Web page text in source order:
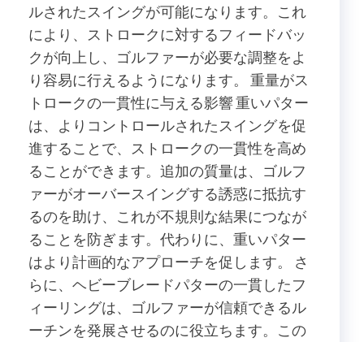
ルされたスイングが可能になります。これ
により、ストロークに対するフィードバッ
クが向上し、ゴルファーが必要な調整をよ
り容易に行えるようになります。 重量がス
トロークの一貫性に与える影響 重いパター
は、よりコントロールされたスイングを促
進することで、ストロークの一貫性を高め
ることができます。追加の質量は、ゴルフ
ァーがオーバースイングする誘惑に抵抗す
るのを助け、これが不規則な結果につなが
ることを防ぎます。代わりに、重いパター
はより計画的なアプローチを促します。 さ
らに、ヘビーブレードパターの一貫したフ
ィーリングは、ゴルファーが信頼できるル
ーチンを発展させるのに役立ちます。この